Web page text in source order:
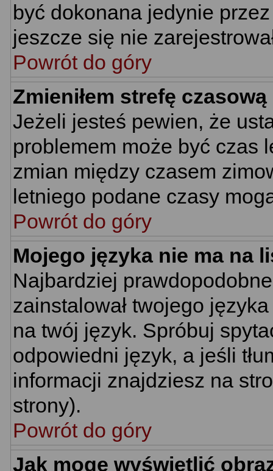
być dokonana jedynie
jeszcze się nie
Powrót do góry
Zmieniłem strefę
Jeżeli jesteś pewien, że
problemem może być czas
zmian między czasem
letniego podane czasy
Powrót do góry
Mojego języka nie ma na
Najbardziej
zainstalował twojego
na twój język. Spróbuj
odpowiedni język, a jeśli
informacji znajdziesz na
strony).
Powrót do góry
Jak mogę wyświetlić